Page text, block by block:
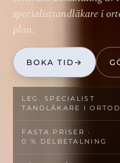
specialisttandläkare i
plan.
BOKA TID →
LEG. SPECIALIST­
TANDLÄKARE I
FASTA PRISER ·
0 % DELBETALNING